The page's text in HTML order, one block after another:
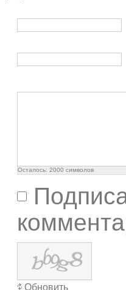
Осталось: 2000 символов
Обновить